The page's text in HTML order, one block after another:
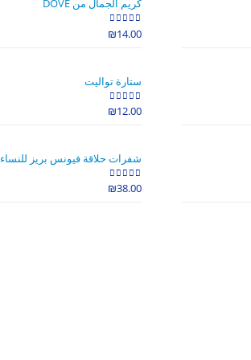
كريم الجمال من DOVE
0
out of 5
₪14.00
ستارة تواليت
0
out of 5
₪12.00
شفرات حلاقة فيونس بريز للنساء
0
out of 5
₪38.00